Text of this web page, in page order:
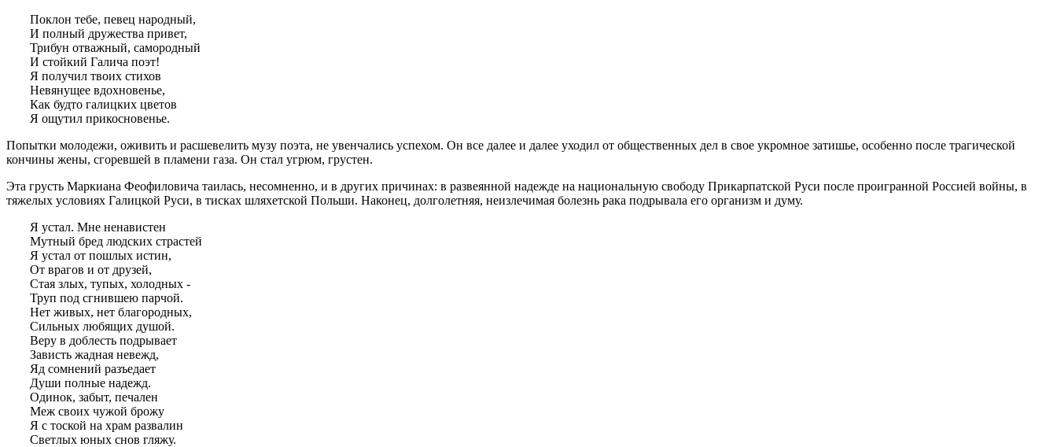
Поклон тебе, певец народный,
И полный дружества привет,
Трибун отважный, самородный
И стойкий Галича поэт!
Я получил твоих стихов
Невянущее вдохновенье,
Как будто галицких цветов
Я ощутил прикосновенье.
Попытки молодежи, оживить и расшевелить музу поэта, не увенчались успехом. Он все далее и далее уходил от общественных дел в свое укромное затишье, особенно после трагической
кончины жены, сгоревшей в пламени газа. Он стал угрюм, грустен.
Эта грусть Маркиана Феофиловича таилась, несомненно, и в других причинах: в развеянной надежде на национальную свободу Прикарпатской Руси после проигранной Россией войны, в
тяжелых условиях Галицкой Руси, в тисках шляхетской Польши. Наконец, долголетняя, неизлечимая болезнь рака подрывала его организм и думу.
Я устал. Мне ненавистен
Мутный бред людских страстей
Я устал от пошлых истин,
От врагов и от друзей,
Стая злых, тупых, холодных -
Труп под сгнившею парчой.
Нет живых, нет благородных,
Сильных любящих душой.
Веру в доблесть подрывает
Зависть жадная невежд,
Яд сомнений разъедает
Души полные надежд.
Одинок, забыт, печален
Меж своих чужой брожу
Я с тоской на храм развалин
Светлых юных снов гляжу.